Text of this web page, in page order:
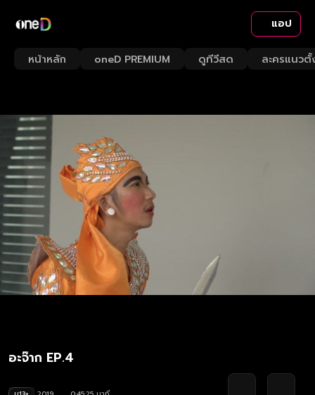
แอป
หน้าหลัก oneD PREMIUM ดูทีวีสด ละครแนวตั้
อะจ๊าก EP.4